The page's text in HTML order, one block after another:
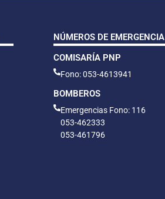
NÚMEROS DE EMERGENCIA
COMISARÍA PNP
Fono: 053-4613941
BOMBEROS
Emergencias Fono: 116
053-462333
053-461796